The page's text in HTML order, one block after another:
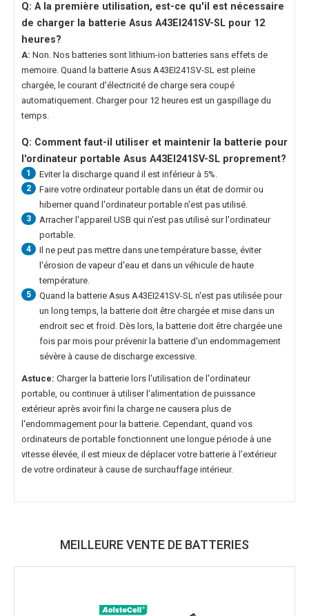
Q: A la première utilisation, est-ce qu'il est nécessaire
de charger la batterie Asus A43EI241SV-SL pour 12
heures?
A: Non. Nos batteries sont lithium-ion batteries sans effets de
memoire. Quand la batterie Asus A43EI241SV-SL est pleine
chargée, le courant d'électricité de charge sera coupé
automatiquement. Charger pour 12 heures est un gaspillage du
temps.
Q: Comment faut-il utiliser et maintenir la batterie pour
l'ordinateur portable Asus A43EI241SV-SL proprement?
1 Eviter la discharge quand il est inférieur à 5%.
2
Faire votre ordinateur portable dans un état de dormir ou
hiberner quand l'ordinateur portable n'est pas utilisé.
3
Arracher l'appareil USB qui n'est pas utilisé sur l'ordinateur
portable.
4
Il ne peut pas mettre dans une température basse, éviter
l'érosion de vapeur d'eau et dans un véhicule de haute
température.
5 Quand la batterie Asus A43EI241SV-SL n'est pas utilisée pour
un long temps, la batterie doit être chargée et mise dans un
endroit sec et froid. Dès lors, la batterie doit être chargée une
fois par mois pour prévenir la batterie d'un endommagement
sévère à cause de discharge excessive.
Astuce: Charger la batterie lors l'utilisation de l'ordinateur
portable, ou continuer à utiliser l'alimentation de puissance
extérieur après avoir fini la charge ne causera plus de
l'endommagement pour la batterie. Cependant, quand vos
ordinateurs de portable fonctionnent une longue période à une
vitesse élevée, il est mieux de déplacer votre batterie à l'extérieur
de votre ordinateur à cause de surchauffage intérieur.
MEILLEURE VENTE DE BATTERIES